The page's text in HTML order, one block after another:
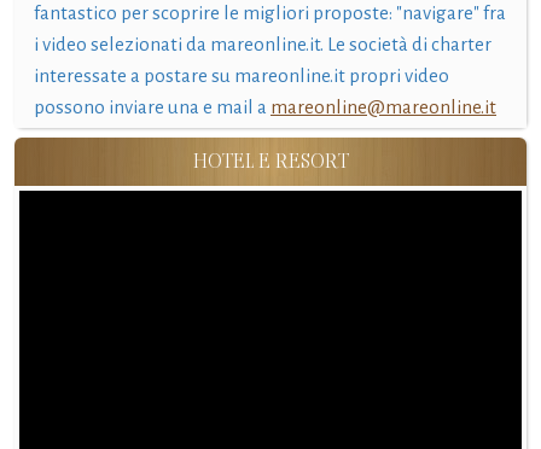
fantastico per scoprire le migliori proposte: "navigare" fra
i video selezionati da mareonline.it. Le società di charter
interessate a postare su mareonline.it propri video
possono inviare una e mail a mareonline@mareonline.it
HOTEL E RESORT